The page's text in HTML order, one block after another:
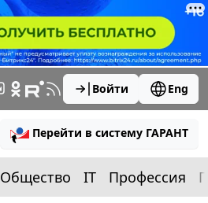
Войти Eng
Перейти в систему ГАРАНТ
Общество IT Профессия